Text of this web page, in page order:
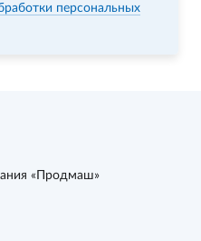
персональных
«Продмаш»